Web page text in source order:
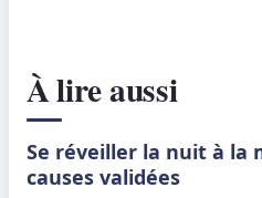
À lire aussi
Se réveiller la nuit à la
causes validées